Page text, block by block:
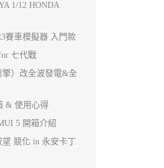
1/12 HONDA
賽車模擬器 入門款
七代戰
擎）改全波發電&全
& 使用心得
5 開箱介紹
望 競化 in 永安卡丁